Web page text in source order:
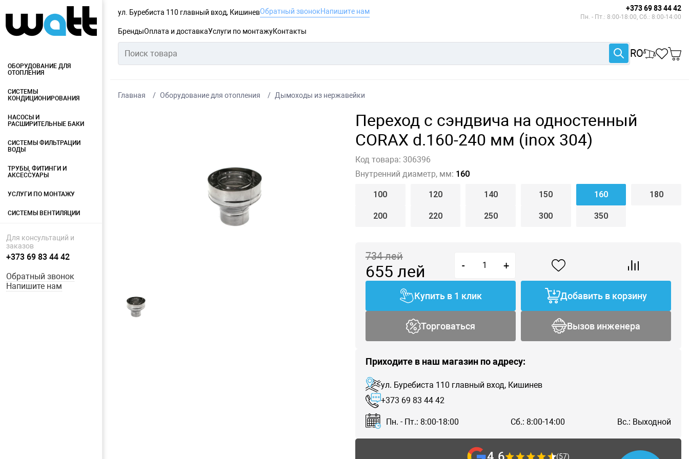
ул. Буребиста 110 главный вход, КишиневОбратный звонокНапишите нам +373 69 83 44 42
Пн. - Пт.: 8:00-18:00, Сб.: 8:00-14:00
БрендыОплата и доставкаУслуги по монтажуКонтакты
RO
ОБОРУДОВАНИЕ ДЛЯ
ОТОПЛЕНИЯ
СИСТЕМЫ
КОНДИЦИОНИРОВАНИЯ
НАСОСЫ И
РАСШИРИТЕЛЬНЫЕ БАКИ
СИСТЕМЫ ФИЛЬТРАЦИИ
ВОДЫ
ТРУБЫ, ФИТИНГИ И
АКСЕССУАРЫ
УСЛУГИ ПО МОНТАЖУ
СИСТЕМЫ ВЕНТИЛЯЦИИ
Для консультаций и
заказов
+373 69 83 44 42
Обратный звонок
Напишите нам
Главная Оборудование для отопления Дымоходы из нержавейки
Переход с сэндвича на одностенный
CORAX d.160-240 мм (inox 304)
Код товара: 306396
Внутренний диаметр, мм: 160
100 120 140 150 160 180
200 220 250 300 350
734лей
655 лей - +
Купить в 1 клик Добавить в корзину
Торговаться Вызов инженера
Приходите в наш магазин по адресу:
ул. Буребиста 110 главный вход, Кишинев
+373 69 83 44 42
Пн. - Пт.: 8:00-18:00 Сб.: 8:00-14:00 Вс.: Выходной
(57)